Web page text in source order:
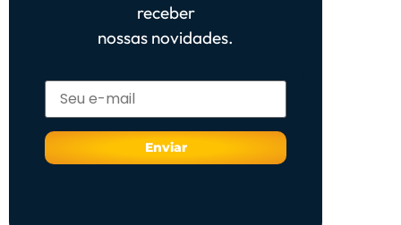
receber
nossas novidades.